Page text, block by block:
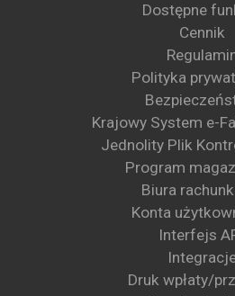
Dostępne
Cennik
Polityka
Krajowy System e-
Jednolity Plik
Program
Biura
Konta
Interfejs
Druk wpłaty/